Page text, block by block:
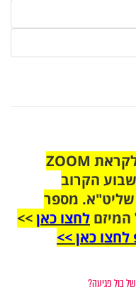
הצטרפו לקבוצת הוואטסאפ לקראת ZOOM
הקרוב
שליט"א. מספר
לחצו כאן>>
כאן >>
בול פגיעה?